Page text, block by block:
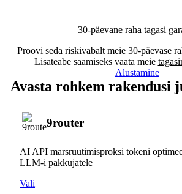
30-päevane raha tagasi
Proovi seda riskivabalt meie 30-päevase
Lisateabe saamiseks vaata meie
Alustamine
Avasta rohkem rakendusi
9router
AI API marsruutimisproksi tokeni
LLM-i pakkujatele
Vali